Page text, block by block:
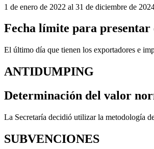
1 de enero de 2022 al 31 de diciembre de
Fecha límite para
El último día que tienen los exportadores e
ANTIDUMPING
Determinación del valor
La Secretaría decidió utilizar la metodología
SUBVENCIONES